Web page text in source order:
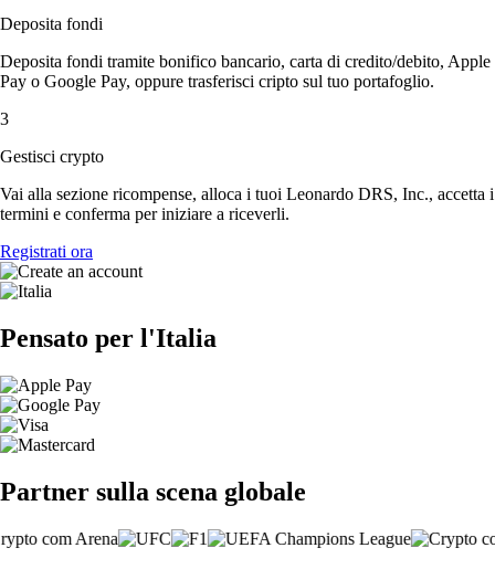
Deposita fondi
Deposita fondi tramite bonifico bancario, carta di credito/debito, Apple
Pay o Google Pay, oppure trasferisci cripto sul tuo portafoglio.
3
Gestisci crypto
Vai alla sezione ricompense, alloca i tuoi Leonardo DRS, Inc., accetta i
termini e conferma per iniziare a riceverli.
Registrati ora
Pensato per l'Italia
Partner sulla scena globale